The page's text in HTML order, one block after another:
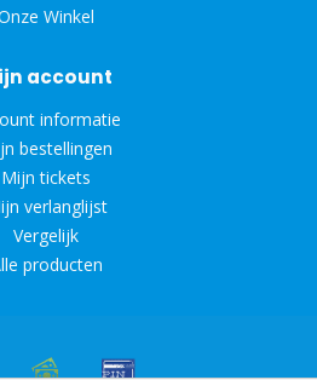
Winkel
account
informatie
bestellingen
Mijn tickets
verlanglijst
Vergelijk
producten